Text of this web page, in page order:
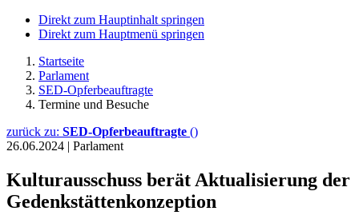
Direkt zum Hauptinhalt springen
Direkt zum Hauptmenü springen
Startseite
Parlament
SED-Opferbeauftragte
Termine und Besuche
zurück zu: SED-Opferbeauftragte ()
26.06.2024 | Parlament
Kulturausschuss berät Aktualisierung der
Gedenkstättenkonzeption